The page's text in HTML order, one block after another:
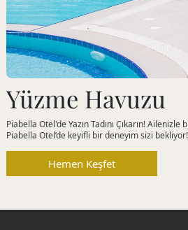
Yüzme Havuzu
Piabella Otel'de Yazın Tadını Çıkarın! Ailenizle birlikte unutulmaz bir tatil için
Piabella Otel’de keyifli bir deneyim sizi
Hemen Keşfet